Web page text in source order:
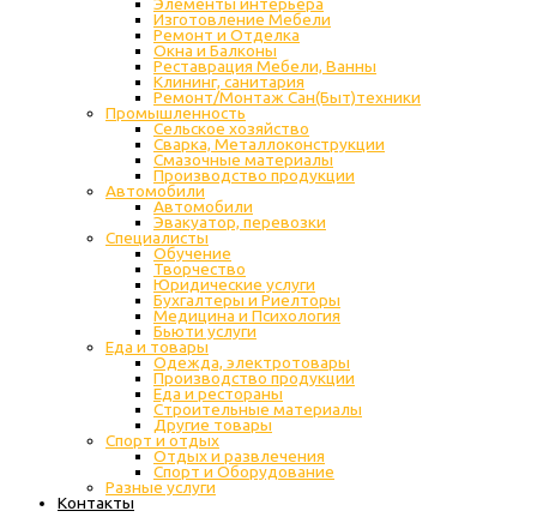
Элементы интерьера
Изготовление Мебели
Ремонт и Отделка
Окна и Балконы
Реставрация Мебели, Ванны
Клининг, санитария
Ремонт/Монтаж Сан(Быт)техники
Промышленность
Cельское хозяйство
Сварка, Металлоконструкции
Cмазочные материалы
Производство продукции
Автомобили
Автомобили
Эвакуатор, перевозки
Специалисты
Обучение
Творчество
Юридические услуги
Бухгалтеры и Риелторы
Медицина и Психология
Бьюти услуги
Еда и товары
Одежда, электротовары
Производство продукции
Еда и рестораны
Строительные материалы
Другие товары
Спорт и отдых
Отдых и развлечения
Спорт и Оборудование
Разные услуги
Контакты